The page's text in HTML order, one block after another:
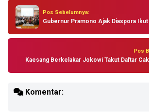
Pos Sebelumnya:
Gubernur Pramono Ajak Diaspora Ikut
Pos
Kaesang Berkelakar Jokowi Takut Daftar
Komentar: